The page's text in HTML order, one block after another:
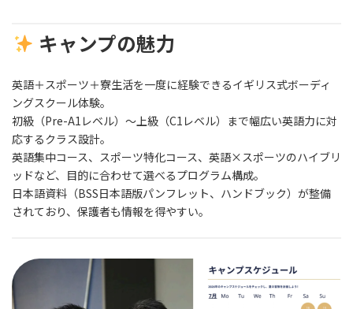
キャンプの魅力
英語＋スポーツ＋寮生活を一度に経験できるイギリス式ボーディ
ングスクール体験。
初級（Pre-A1レベル）〜上級（C1レベル）まで幅広い英語力に対
応するクラス設計。
英語集中コース、スポーツ特化コース、英語×スポーツのハイブリ
ッドなど、目的に合わせて選べるプログラム構成。
日本語資料（BSS日本語版パンフレット、ハンドブック）が整備
されており、保護者も情報を得やすい。